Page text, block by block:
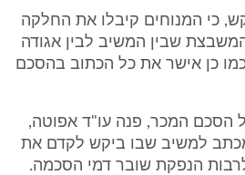
כי המנוחים קיבלו את החלקה
שבין המשיב לבין אגודה
(עמוד 6, ש' 26). כמו כן אישר את כל הכתוב בהסכם
הסכם המכר, פנה עו"ד אפוטה,
למשיב שבו ביקש לקדם את
הנפקת שובר דמי הסכמה.